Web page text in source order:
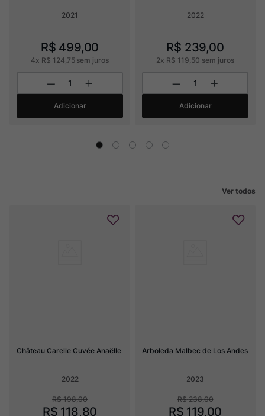
2021
R$ 499,00
4x R$ 124,75sem juros
Adicionar
2022
R$ 239,00
2x R$ 119,50 sem juros
Adicionar
Ver todos
Château Carelle Cuvée Anaëlle
2022
R$ 198,00
R$ 118,80
Arboleda Malbec de Los Andes
2023
R$ 238,00
R$ 119,00